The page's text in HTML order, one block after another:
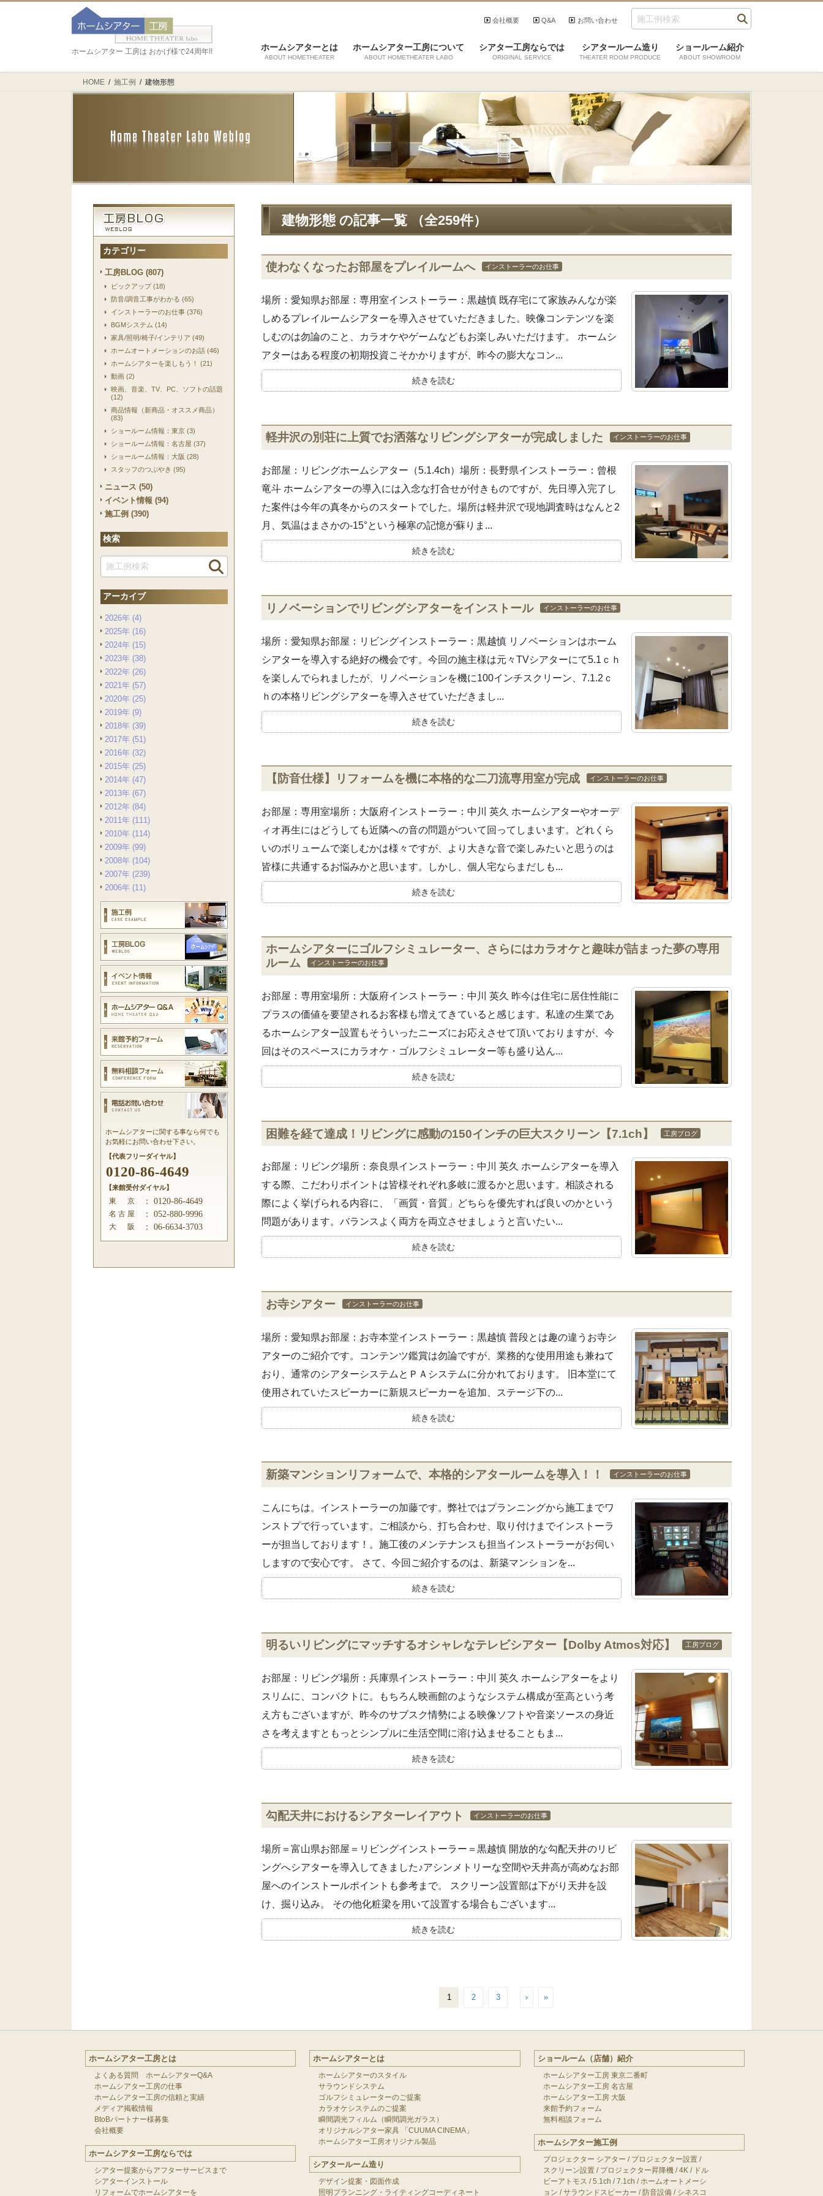
お問い合わせ
Q&A
会社概要
ホームシアター 工房は おかげ様で24周年!! ホームシアターとは
ABOUT HOMETHEATER
ホームシアター工房について
ABOUT HOMETHEATER LABO
シアター工房ならでは
ORIGINAL SERVICE
シアタールーム造り
THEATER ROOM PRODUCE
ショールーム紹介
ABOUT SHOWROOM
HOME 施工例 建物形態
カテゴリー
工房BLOG (807)
ピックアップ (18)
防音/調音工事がわかる (65)
インストーラーのお仕事 (376)
BGMシステム (14)
家具/照明/椅子/インテリア (49)
ホームオートメーションのお話 (46)
ホームシアターを楽しもう！ (21)
動画 (2)
映画、音楽、TV、PC、ソフトの話題
(12)
商品情報（新商品・オススメ商品）
(83)
ショールーム情報：東京 (3)
ショールーム情報：名古屋 (37)
ショールーム情報：大阪 (28)
スタッフのつぶやき (95)
ニュース (50)
イベント情報 (94)
施工例 (390)
検索
アーカイブ
2026年 (4)
2025年 (16)
2024年 (15)
2023年 (38)
2022年 (26)
2021年 (57)
2020年 (25)
2019年 (9)
2018年 (39)
2017年 (51)
2016年 (32)
2015年 (25)
2014年 (47)
2013年 (67)
2012年 (84)
2011年 (111)
2010年 (114)
2009年 (99)
2008年 (104)
2007年 (239)
2006年 (11)
ホームシアターに関する事なら何でも
お気軽にお問い合わせ下さい。
【代表フリーダイヤル】
0120-86-4649
【来館受付ダイヤル】
東 京 ： 0120-86-4649
名 古 屋 ： 052-880-9996
大 阪 ： 06-6634-3703
建物形態 の記事一覧 （全259件）
使わなくなったお部屋をプレイルームへ インストーラーのお仕事
場所：愛知県お部屋：専用室インストーラー：黒越慎 既存宅にて家族みんなが楽
しめるプレイルームシアターを導入させていただきました。映像コンテンツを楽
しむのは勿論のこと、カラオケやゲームなどもお楽しみいただけます。 ホームシ
アターはある程度の初期投資こそかかりますが、昨今の膨大なコン...
続きを読む
軽井沢の別荘に上質でお洒落なリビングシアターが完成しました インストーラーのお仕事
お部屋：リビングホームシアター（5.1.4ch）場所：長野県インストーラー：曾根
竜斗 ホームシアターの導入には入念な打合せが付きものですが、先日導入完了し
た案件は今年の真冬からのスタートでした。場所は軽井沢で現地調査時はなんと2
月、気温はまさかの-15°という極寒の記憶が蘇りま...
続きを読む
リノベーションでリビングシアターをインストール インストーラーのお仕事
場所：愛知県お部屋：リビングインストーラー：黒越慎 リノベーションはホーム
シアターを導入する絶好の機会です。今回の施主様は元々TVシアターにて5.1ｃｈ
を楽しんでられましたが、リノベーションを機に100インチスクリーン、7.1.2ｃ
ｈの本格リビングシアターを導入させていただきまし...
続きを読む
【防音仕様】リフォームを機に本格的な二刀流専用室が完成 インストーラーのお仕事
お部屋：専用室場所：大阪府インストーラー：中川 英久 ホームシアターやオーデ
ィオ再生にはどうしても近隣への音の問題がついて回ってしまいます。どれくら
いのボリュームで楽しむかは様々ですが、より大きな音で楽しみたいと思うのは
皆様に共通するお悩みかと思います。しかし、個人宅ならまだしも...
続きを読む
ホームシアターにゴルフシミュレーター、さらにはカラオケと趣味が詰まった夢の専用
ルーム
インストーラーのお仕事
お部屋：専用室場所：大阪府インストーラー：中川 英久 昨今は住宅に居住性能に
プラスの価値を要望されるお客様も増えてきていると感じます。私達の生業であ
るホームシアター設置もそういったニーズにお応えさせて頂いておりますが、今
回はそのスペースにカラオケ・ゴルフシミュレーター等も盛り込ん...
続きを読む
困難を経て達成！リビングに感動の150インチの巨大スクリーン【7.1ch】 工房ブログ
お部屋：リビング場所：奈良県インストーラー：中川 英久 ホームシアターを導入
する際、こだわりポイントは皆様それぞれ多岐に渡るかと思います。相談される
際によく挙げられる内容に、「画質・音質」どちらを優先すれば良いのかという
問題があります。バランスよく両方を両立させましょうと言いたい...
続きを読む
お寺シアター インストーラーのお仕事
場所：愛知県お部屋：お寺本堂インストーラー：黒越慎 普段とは趣の違うお寺シ
アターのご紹介です。コンテンツ鑑賞は勿論ですが、業務的な使用用途も兼ねて
おり、通常のシアターシステムとＰＡシステムに分かれております。 旧本堂にて
使用されていたスピーカーに新規スピーカーを追加、ステージ下の...
続きを読む
新築マンションリフォームで、本格的シアタールームを導入！！ インストーラーのお仕事
こんにちは。インストーラーの加藤です。弊社ではプランニングから施工までワ
ンストプで行っています。ご相談から、打ち合わせ、取り付けまでインストーラ
ーが担当しております！。施工後のメンテナンスも担当インストーラーがお伺い
しますので安心です。 さて、今回ご紹介するのは、新築マンションを...
続きを読む
明るいリビングにマッチするオシャレなテレビシアター【Dolby Atmos対応】 工房ブログ
お部屋：リビング場所：兵庫県インストーラー：中川 英久 ホームシアターをより
スリムに、コンパクトに。もちろん映画館のようなシステム構成が至高という考
え方もございますが、昨今のサブスク情勢による映像ソフトや音楽ソースの身近
さを考えますともっとシンプルに生活空間に溶け込ませることもま...
続きを読む
勾配天井におけるシアターレイアウト インストーラーのお仕事
場所＝富山県お部屋＝リビングインストーラー＝黒越慎 開放的な勾配天井のリビ
ングへシアターを導入してきました♪アシンメトリーな空間や天井高が高めなお部
屋へのインストールポイントも参考まで。 スクリーン設置部は下がり天井を設
け、掘り込み。 その他化粧梁を用いて設置する場合もございます...
続きを読む
1 2 3 › »
ホームシアター工房とは
よくある質問 ホームシアターQ&A
ホームシアター工房の仕事
ホームシアター工房の信頼と実績
メディア掲載情報
BtoBパートナー様募集
会社概要
ホームシアター工房ならでは
シアター提案からアフターサービスまで
シアターインストール
リフォームでホームシアターを
ホームシアターとは
ホームシアターのスタイル
サラウンドシステム
ゴルフシミュレーターのご提案
カラオケシステムのご提案
瞬間調光フィルム（瞬間調光ガラス）
オリジナルシアター家具 「CUUMA CINEMA」
ホームシアター工房オリジナル製品
シアタールーム造り
デザイン提案・図面作成
照明プランニング・ライティングコーディネート
ショールーム（店舗）紹介
ホームシアター工房 東京二番町
ホームシアター工房 名古屋
ホームシアター工房 大阪
来館予約フォーム
無料相談フォーム
ホームシアター施工例
プロジェクター シアター / プロジェクター設置/
スクリーン設置/ プロジェクター昇降機/4K / ドル
ビーアトモス /5.1ch /7.1ch / ホームオートメーシ
ョン /サラウンドスピーカー /防音設備/ シネスコ